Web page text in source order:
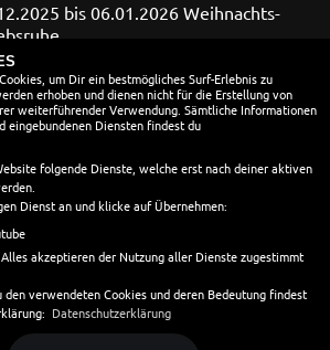
bis 06.01.2026 Weihnachts-
WERKSTATT
- 13:00 und 14:00 - 18:00
- 13:00 und 14:00 - 18:00
- 13:00 und 14:00 - 18:00
- 13:00 und 14:00 - 18:00
- 13:00 und 14:00 - 18:00
bis 06.01.2026 Weihnachts-
um Dir ein bestmögliches Surf-Erlebnis zu
erhoben und dienen nicht für die Erstellung von
weiterführender Verwendung. Sämtliche Informationen
eingebundenen Diensten findest du
folgende Dienste, welche erst nach deiner aktiven
Dienst an und klicke auf Übernehmen:
akzeptieren der Nutzung aller Dienste zugestimmt
verwendeten Cookies und deren Bedeutung findest
Datenschutzerklärung